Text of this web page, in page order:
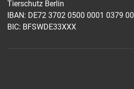
Tierschutz Berlin
IBAN: DE72 3702 0500 0001 0379 00
BIC: BFSWDE33XXX